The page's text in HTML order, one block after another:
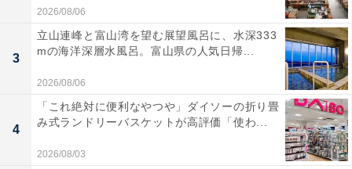
2026/08/06
3
立山連峰と富山湾を望む展望風呂に、水深333
mの海洋深層水風呂。富山県の人気日帰...
2026/08/06
4
「これ絶対に便利なやつや」ダイソーの折り畳
み式ランドリーバスケットが高評価「使わ...
2026/08/03